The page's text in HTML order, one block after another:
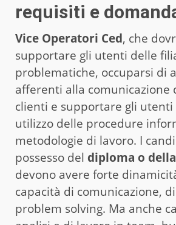
requisiti e
Vice Operatori Ced, che
supportare gli utenti delle
problematiche, occuparsi di
afferenti alla comunicazione
clienti e supportare gli
utilizzo delle procedure
metodologie di lavoro. I
possesso del diploma o
devono avere forte
capacità di comunicazione,
problem solving. Ma anche